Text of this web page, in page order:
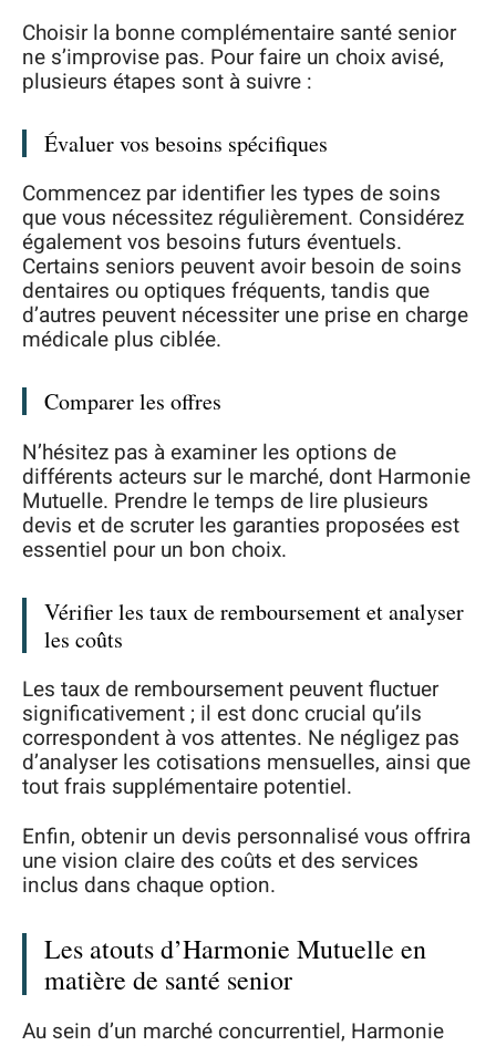
Choisir la bonne complémentaire santé senior
ne s’improvise pas. Pour faire un choix avisé,
plusieurs étapes sont à suivre :
Évaluer vos besoins spécifiques
Commencez par identifier les types de soins
que vous nécessitez régulièrement. Considérez
également vos besoins futurs éventuels.
Certains seniors peuvent avoir besoin de soins
dentaires ou optiques fréquents, tandis que
d’autres peuvent nécessiter une prise en charge
médicale plus ciblée.
Comparer les offres
N’hésitez pas à examiner les options de
différents acteurs sur le marché, dont Harmonie
Mutuelle. Prendre le temps de lire plusieurs
devis et de scruter les garanties proposées est
essentiel pour un bon choix.
Vérifier les taux de remboursement et analyser
les coûts
Les taux de remboursement peuvent fluctuer
significativement ; il est donc crucial qu’ils
correspondent à vos attentes. Ne négligez pas
d’analyser les cotisations mensuelles, ainsi que
tout frais supplémentaire potentiel.
Enfin, obtenir un devis personnalisé vous offrira
une vision claire des coûts et des services
inclus dans chaque option.
Les atouts d’Harmonie Mutuelle en
matière de santé senior
Au sein d’un marché concurrentiel, Harmonie